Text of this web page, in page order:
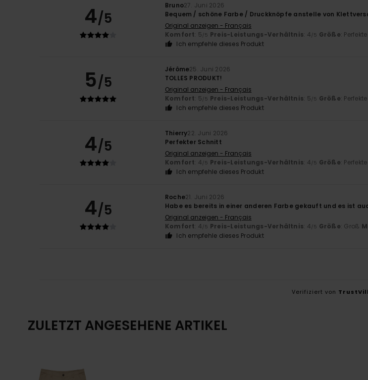
4/5
Bruno27. Juni 2026
Bequem / schöne Farbe / Druckknöpfe anstelle von
Original anzeigen - Français
Komfort: 5/5 Preis-Leistungs-Verhältnis: 4/5 Größe:
Ich empfehle dieses Produkt
5/5
Jérôme25. Juni 2026
TOLLES PRODUKT!
Original anzeigen - Français
Komfort: 5/5 Preis-Leistungs-Verhältnis: 5/5 Größe:
Ich empfehle dieses Produkt
4/5
Thierry22. Juni 2026
Perfekter Schnitt
Original anzeigen - Français
Komfort: 4/5 Preis-Leistungs-Verhältnis: 4/5 Größe:
Ich empfehle dieses Produkt
4/5
Roche21. Juni 2026
Habe es bereits in einer anderen Farbe gekauft und es ist
Original anzeigen - Français
Komfort: 4/5 Preis-Leistungs-Verhältnis: 4/5 Größe: Groß
Ich empfehle dieses Produkt
Verifiziert von
ZULETZT ANGESEHENE ARTIKEL